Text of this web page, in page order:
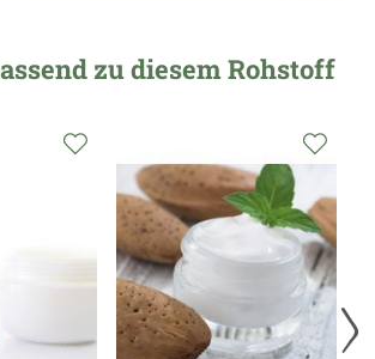
zu diesem Rohstoff
Wunschliste
hinzufügen